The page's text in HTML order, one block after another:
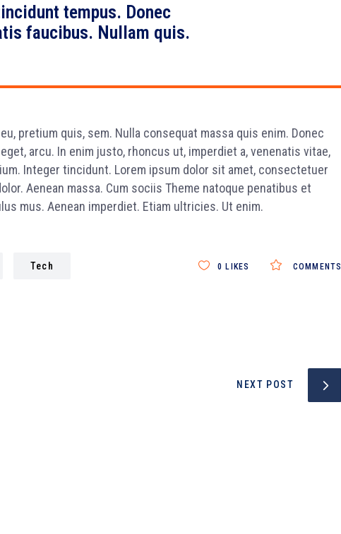
tempus. Donec
faucibus. Nullam quis.
pretium quis, sem. Nulla consequat massa quis enim. Donec
arcu. In enim justo, rhoncus ut, imperdiet a, venenatis vitae,
Integer tincidunt. Lorem ipsum dolor sit amet, consectetuer
Aenean massa. Cum sociis Theme natoque penatibus et
mus. Aenean imperdiet. Etiam ultricies. Ut enim.
Tech COMMENTS
0 LIKES
NEXT POST